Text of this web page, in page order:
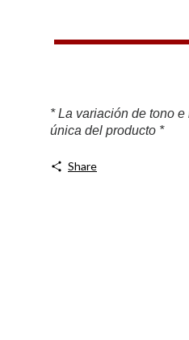
* La variación de tono
única del producto *
Share